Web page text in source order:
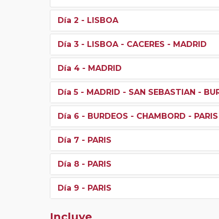
Día 2 - LISBOA
Día 3 - LISBOA - CACERES - MADRID
Día 4 - MADRID
Día 5 - MADRID - SAN SEBASTIAN -
Día 6 - BURDEOS - CHAMBORD - PARIS
Día 7 - PARIS
Día 8 - PARIS
Día 9 - PARIS